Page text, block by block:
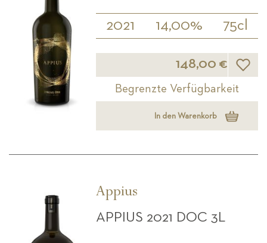
2021 14,00% 75cl
148,00 €
Begrenzte Verfügbarkeit
In den Warenkorb
Appius
APPIUS 2021 DOC 3L